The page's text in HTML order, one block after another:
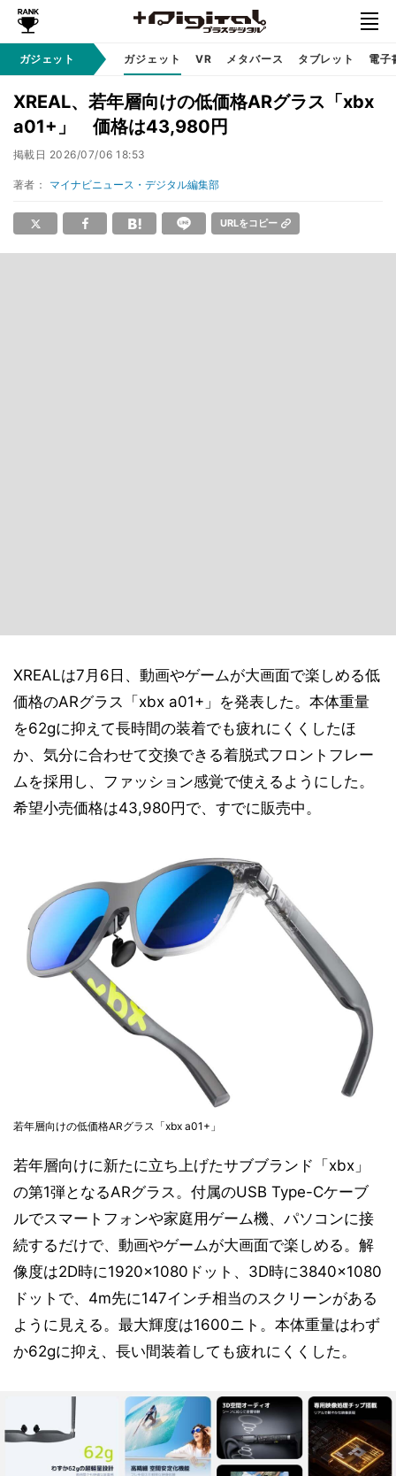
ガジェット ガジェット VR メタバース タブレット 電子
XREAL、若年層向けの低価格ARグラス「xbx
a01+」 価格は43,980円
掲載日 2026/07/06 18:53
著者： マイナビニュース・デジタル編集部
URLをコピー
XREALは7月6日、動画やゲームが大画面で楽しめる低
価格のARグラス「xbx a01+」を発表した。本体重量
を62gに抑えて長時間の装着でも疲れにくくしたほ
か、気分に合わせて交換できる着脱式フロントフレー
ムを採用し、ファッション感覚で使えるようにした。
希望小売価格は43,980円で、すでに販売中。
若年層向けの低価格ARグラス「xbx a01+」
若年層向けに新たに立ち上げたサブブランド「xbx」
の第1弾となるARグラス。付属のUSB Type-Cケーブ
ルでスマートフォンや家庭用ゲーム機、パソコンに接
続するだけで、動画やゲームが大画面で楽しめる。解
像度は2D時に1920×1080ドット、3D時に3840×1080
ドットで、4m先に147インチ相当のスクリーンがある
ように見える。最大輝度は1600ニト。本体重量はわず
か62gに抑え、長い間装着しても疲れにくくした。